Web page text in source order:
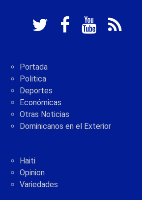
Portada
Politica
Deportes
Económicas
Otras Noticias
Dominicanos en el Exterior
Haiti
Opinion
Variedades